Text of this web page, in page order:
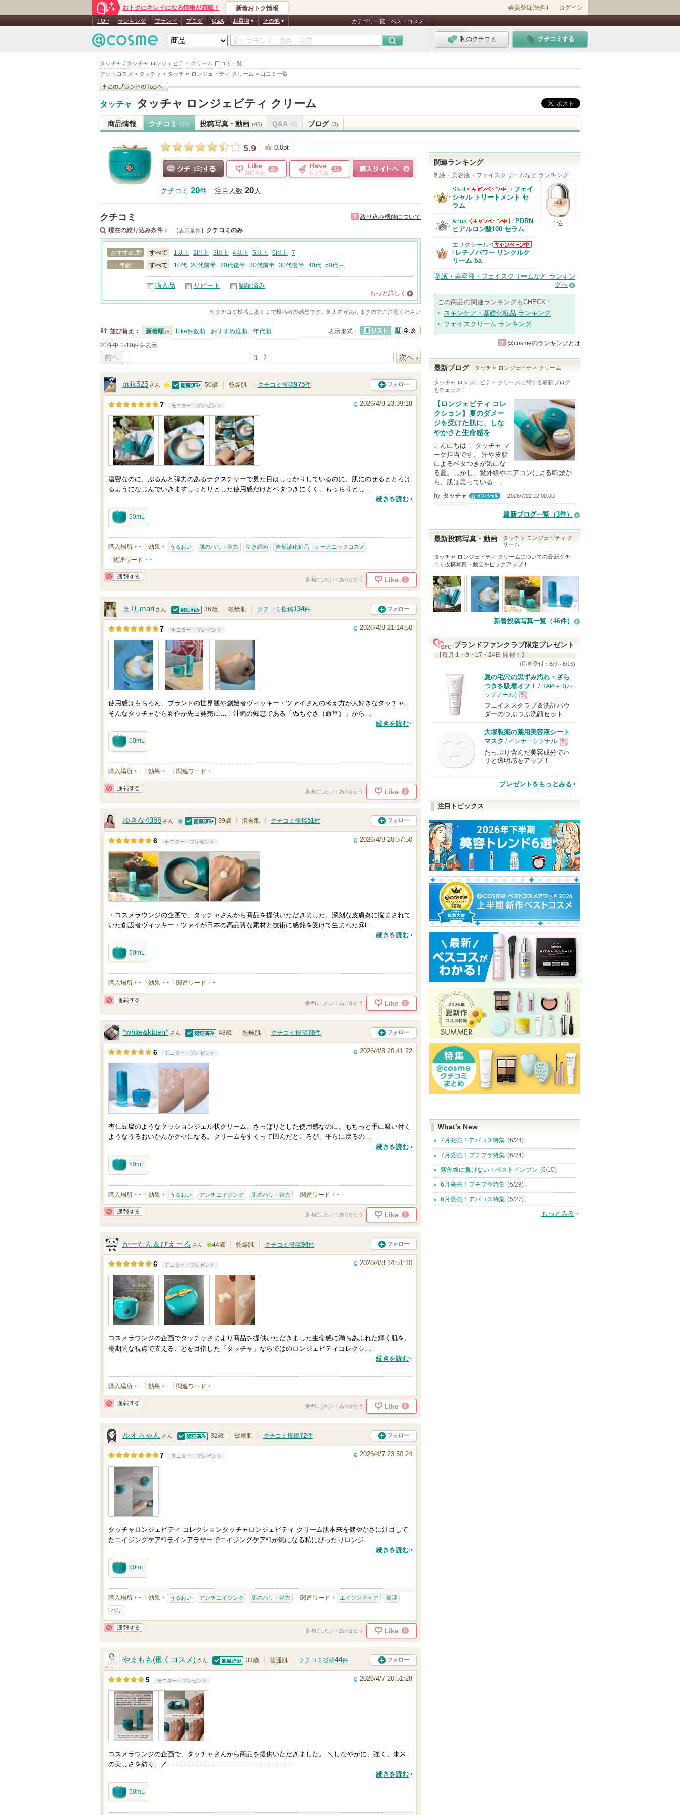
タッチャ / タッチャ ロンジェビティ クリーム 口コミ一覧
アットコスメ > タッチャ > タッチャ ロンジェビティ クリーム > 口コミ一覧
おトクにキレイになる情報が満載！ 新着おトク情報 会員登録(無料) ログイン
TOP ランキング ブランド ブログ Q&A お買物 その他 カテゴリ一覧 ベストコスメ
私のクチコミ クチコミする
このブランドの情報を
見る
タッチャ タッチャ ロンジェビティ クリーム
商品情報 クチコミ (20) 投稿写真・動画 (46) Q&A (0) ブログ (3)
5.9 0.0pt
Like
気になる
20 Have
もってる
31
クチコミ 20件 注目人数 20人
クチコミ ? 絞り込み機能について
現在の絞り込み条件：
【表示条件】 クチコミのみ
おすすめ度 すべて 1以上 2以上 3以上 4以上 5以上 6以上
7
年齢
すべて 10代 20代前半 20代後半 30代前半 30代後半 40代 50代～
購入品 リピート 認証済み
もっと詳しく
※クチコミ投稿はあくまで投稿者の感想です。個人差がありますのでご注意ください
並び替え： 新着順 Like件数順 おすすめ度順 年代順 表示形式：
20件中 1-10件を表示
1 2
miik525 さん
1
0
人
以
上
メ
に
お
登
さ
れ
て
い
す
50歳 乾燥肌 クチコミ投稿975件 フォロー
7 モニター・プレゼント 2026/4/8 23:39:18
濃密なのに、ぷるんと弾力のあるテクスチャーで見た目はしっかりしているのに、肌にのせるととろけ
るようになじんでいきますしっとりとした使用感だけどベタつきにくく、もっちりとし…
続きを読む
50mL
購入場所 - 効果 うるおい 肌のハリ・弾力 引き締め 自然派化粧品・オーガニックコスメ
関連ワード -
参考にしたい！ありがとう Like 1
まり.mari さん 36歳 乾燥肌 クチコミ投稿134件 フォロー
7 モニター・プレゼント 2026/4/8 21:14:50
使用感はもちろん、ブランドの世界観や創始者ヴィッキー・ツァイさんの考え方が大好きなタッチャ。
そんなタッチャから新作が先日発売に…！沖縄の知恵である「ぬちぐさ（命草）」から…
続きを読む
50mL
購入場所 - 効果 - 関連ワード -
参考にしたい！ありがとう Like 0
ゆきな4366 さん
1
0
人
以
上
の
ン
お
気
録
れ
て
い
す
39歳 混合肌 クチコミ投稿51件 フォロー
6 モニター・プレゼント 2026/4/8 20:57:50
・コスメラウンジの企画で、タッチャさんから商品を提供いただきました。深刻な皮膚炎に悩まされて
いた創設者ヴィッキー・ツァイが日本の高品質な素材と技術に感銘を受けて生まれた@t…
続きを読む
50mL
購入場所 - 効果 - 関連ワード -
参考にしたい！ありがとう Like 0
*white&kitten* さん 48歳 乾燥肌 クチコミ投稿78件 フォロー
6 モニター・プレゼント 2026/4/8 20:41:22
杏仁豆腐のようなクッションジェル状クリーム。さっぱりとした使用感なのに、もちっと手に吸い付く
ようなうるおいかんがクセになる。クリームをすくって凹んだところが、平らに戻るの…
続きを読む
50mL
購入場所 - 効果 うるおい アンチエイジング 肌のハリ・弾力 関連ワード -
参考にしたい！ありがとう Like 1
かーたん＆ぴえーる さん
5
人
バ
お
気
り
ま
44歳 乾燥肌 クチコミ投稿94件 フォロー
6 モニター・プレゼント 2026/4/8 14:51:10
コスメラウンジの企画でタッチャさまより商品を提供いただきました生命感に満ちあふれた輝く肌を、
長期的な視点で支えることを目指した「タッチャ」ならではのロンジェビティコレクシ…
続きを読む
購入場所 - 効果 - 関連ワード -
参考にしたい！ありがとう Like 0
ルオちゃん さん 32歳 敏感肌 クチコミ投稿72件 フォロー
7 モニター・プレゼント 2026/4/7 23:50:24
タッチャロンジェビティ コレクションタッチャロンジェビティ クリーム肌本来を健やかさに注目して
たエイジングケア*1ラインアラサーでエイジングケア*1が気になる私にぴったりロンジ…
続きを読む
50mL
購入場所 - 効果 うるおい アンチエイジング 肌のハリ・弾力 関連ワード エイジングケア 保湿
ハリ
参考にしたい！ありがとう Like 0
やまもも(働くコスメ) さん 33歳 普通肌 クチコミ投稿44件 フォロー
5 モニター・プレゼント 2026/4/7 20:51:28
コスメラウンジの企画で、タッチャさんから商品を提供いただきました。 ＼しなやかに、強く、未来
の美しさを紡ぐ。／. . . . . . . . . . . . . . . . . . . . . . . . . . . . . . …
続きを読む
50mL
関連ランキング
乳液・美容液・フェイスクリームなど ランキング
1位
SK-II
SK-IIからのお
/ フェイ
シャル トリートメント セ
ラム
Anua
Anuaからのお
知らせがありま
す
/ PDRN
ヒアルロン酸100 セラム
エリクシール
エリクシールか
/ レチノパワー リンクルク
リーム ba
乳液・美容液・フェイスクリームなど ランキン
グへ
この商品の関連ランキングもCHECK！
スキンケア・基礎化粧品 ランキング
フェイスクリーム ランキング
? @cosmeのランキングとは
最新ブログ タッチャ ロンジェビティ クリーム
タッチャ ロンジェビティ クリームに関する最新ブログ
をチェック！
【ロンジェビティ コレ
クション】夏のダメー
ジを受けた肌に、しな
やかさと生命感を
こんにちは！ タッチャ マ
ーケ担当です。 汗や皮脂
によるベタつきが気にな
る夏。しかし、紫外線やエアコンによる乾燥か
ら、肌は思っている…
by タッチャ
2026/7/22 12:00:00
最新ブログ一覧（3件）
最新投稿写真・動画
タッチャ ロンジェビティ ク
リーム
タッチャ ロンジェビティ クリームについての最新クチ
コミ投稿写真・動画をピックアップ！
新着投稿写真一覧（46件）
ブランドファンクラブ限定プレゼント
【毎月 1・9・17・24日 開催！】
(応募受付：8/9～8/16)
夏の毛穴の黒ずみ汚れ・ざら
つきを吸着オフ！ / HAP＋R(ハ
ップアール)
現
品
フェイススクラブ＆洗顔パウ
ダーのつぶつぶ洗顔セット
大塚製薬の薬用美容液シート
マスク / インナーシグナル
現
品
たっぷり含んだ美容成分でハ
リと透明感をアップ！
プレゼントをもっとみる
注目トピックス
What's New
7月発売！デパコス特集 (6/24)
7月発売！プチプラ特集 (6/24)
紫外線に負けない！ベストイレブン (6/10)
6月発売！プチプラ特集 (5/28)
6月発売！デパコス特集 (5/27)
もっとみる